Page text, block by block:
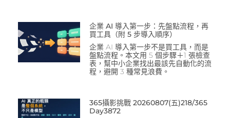
企業 AI 導入第一步：先盤點流程，再
買工具（附 5 步導入順序）
企業 AI 導入第一步不是買工具，而是
盤點流程。本文用 5 個步驟＋1 張檢查
表，幫中小企業找出最該先自動化的流
程，避開 3 種常見浪費。
365攝影挑戰 20260807(五)218/365
Day3872